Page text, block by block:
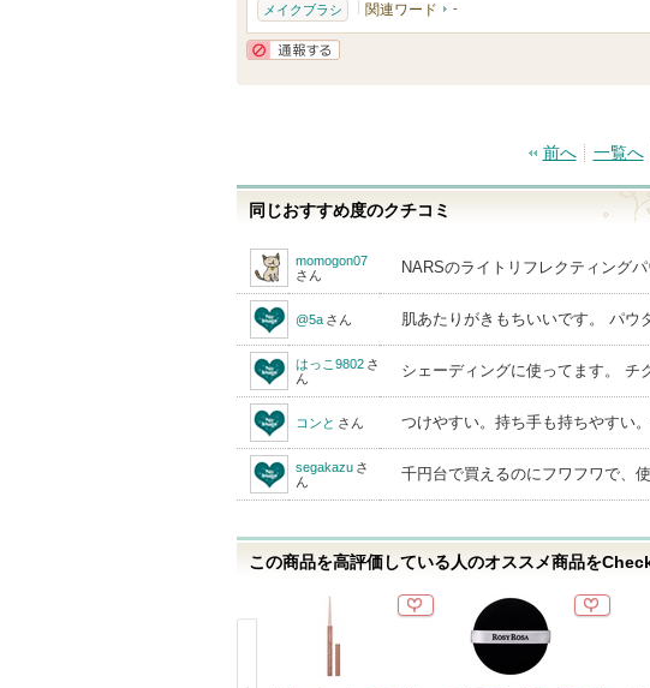
メイクブラシ 関連ワード -
前へ 一覧へ
同じおすすめ度のクチコミ
momogon07
さん
NARSのライトリフレクティング
@5a さん 肌あたりがきもちいいです。 パ
はっこ9802 さ
ん
シェーディングに使ってます。
コンと さん つけやすい。持ち手も持ちやすい
segakazu さ
ん
千円台で買えるのにフワフワで、
この商品を高評価している人のオススメ商品を